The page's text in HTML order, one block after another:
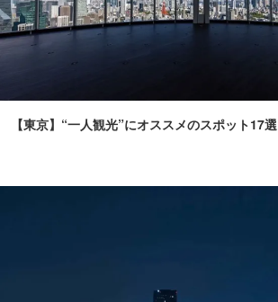
【東京】“一人観光”にオススメのスポット17選